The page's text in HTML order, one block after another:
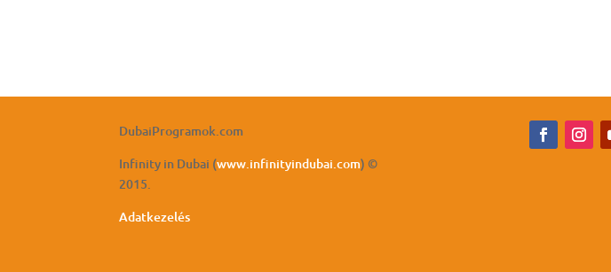
DubaiProgramok.com
Infinity in Dubai (www.infinityindubai.com) ©
2015.
Adatkezelés